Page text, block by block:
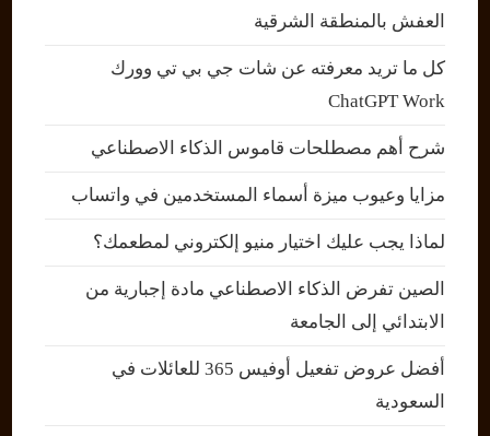
العفش بالمنطقة الشرقية
كل ما تريد معرفته عن شات جي بي تي وورك
ChatGPT Work
شرح أهم مصطلحات قاموس الذكاء الاصطناعي
مزايا وعيوب ميزة أسماء المستخدمين في واتساب
لماذا يجب عليك اختيار منيو إلكتروني لمطعمك؟
الصين تفرض الذكاء الاصطناعي مادة إجبارية من
الابتدائي إلى الجامعة
أفضل عروض تفعيل أوفيس 365 للعائلات في
السعودية